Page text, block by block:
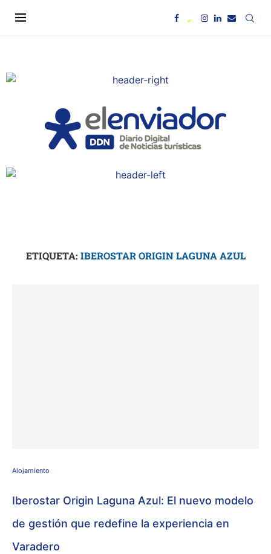
ETIQUETA: IBEROSTAR ORIGIN LAGUNA AZUL
Alojamiento
Iberostar Origin Laguna Azul: El nuevo modelo
de gestión que redefine la experiencia en
Varadero